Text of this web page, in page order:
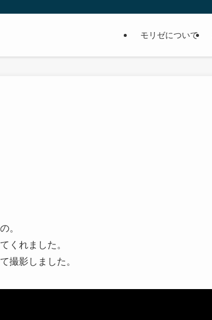
モリゼについて
。
くれました。
撮影しました。